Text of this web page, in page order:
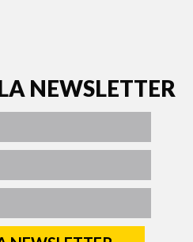
NEWSLETTER